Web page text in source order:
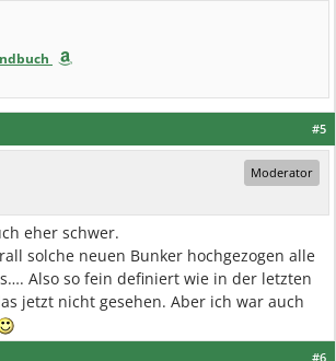
#5
Moderator
eher schwer.
solche neuen Bunker hochgezogen alle
Also so fein definiert wie in der letzten
jetzt nicht gesehen. Aber ich war auch
#6